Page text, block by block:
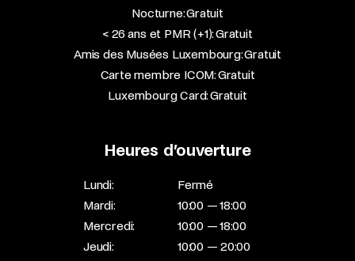
Nocturne: Gratuit
< 26 ans et PMR (+1): Gratuit
Amis des Musées Luxembourg: Gratuit
Carte membre ICOM: Gratuit
Luxembourg Card: Gratuit
Heures d’ouverture
Lundi:
Fermé
Mardi:
10:00 — 18:00
Mercredi:
10:00 — 18:00
Jeudi:
10:00 — 20:00